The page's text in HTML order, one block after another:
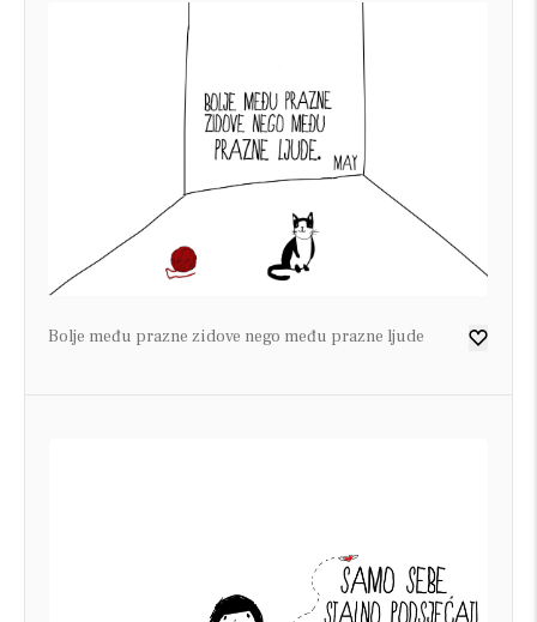
Bolje među prazne zidove nego među prazne ljude